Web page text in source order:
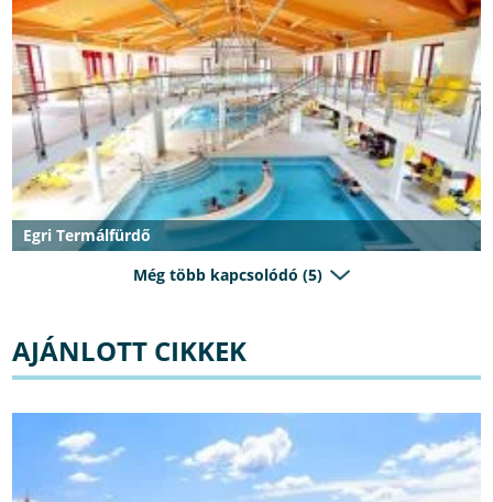
Egri Termálfürdő
Még több kapcsolódó (5)
AJÁNLOTT CIKKEK